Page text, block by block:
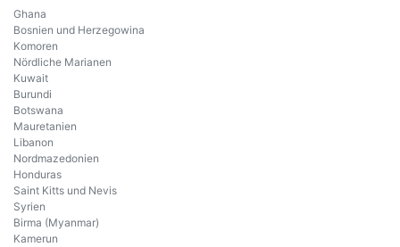
Ghana
Bosnien und Herzegowina
Komoren
Nördliche Marianen
Kuwait
Burundi
Botswana
Mauretanien
Libanon
Nordmazedonien
Honduras
Saint Kitts und Nevis
Syrien
Birma (Myanmar)
Kamerun